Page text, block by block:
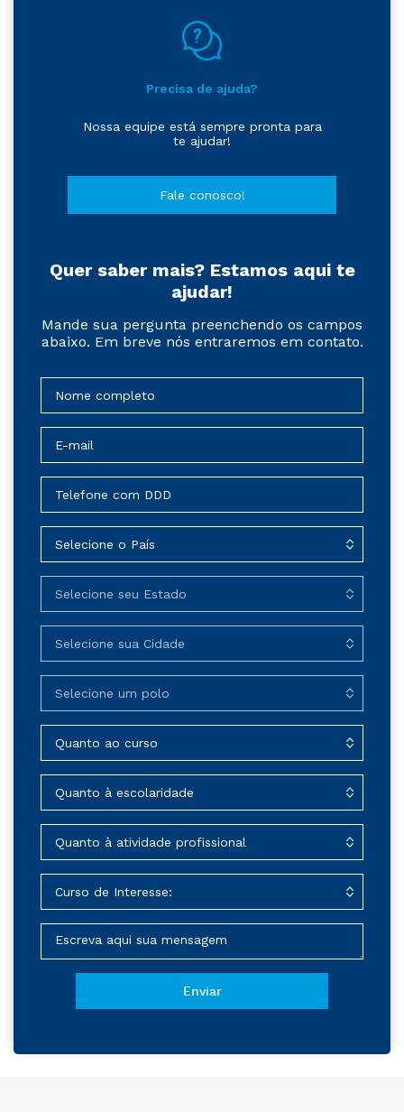
Precisa de ajuda?
Nossa equipe está sempre pronta para
te ajudar!
Fale conosco!
Quer saber mais? Estamos aqui te
ajudar!
Mande sua pergunta preenchendo os campos
abaixo. Em breve nós entraremos em contato.